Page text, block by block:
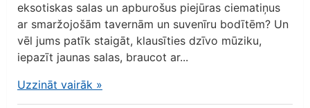
eksotiskas salas un apburošus piejūras ciematiņus
ar smaržojošām tavernām un suvenīru bodītēm? Un
vēl jums patīk staigāt, klausīties dzīvo mūziku,
iepazīt jaunas salas, braucot ar...
Uzzināt vairāk »